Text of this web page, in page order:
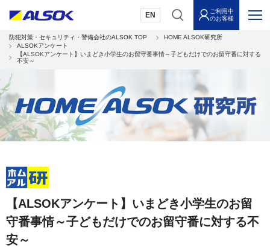
EN
ご利用中
のお客様
防犯対策・セキュリティ・警備会社のALSOK TOP
HOME ALSOK研究所
ALSOKアンケート
【ALSOKアンケート】いまどき小学生のお留守番事情～子どもだけでのお留守番に対する
不安～
【ALSOKアンケート】いまどき小学生のお留
守番事情～子どもだけでのお留守番に対する不
安～